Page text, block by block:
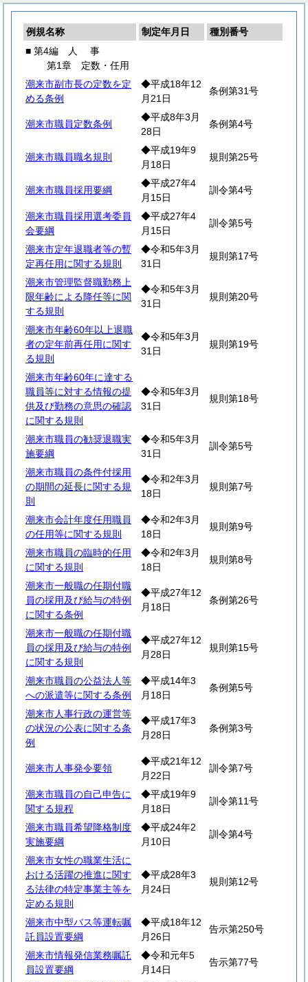
例規名称 制定年月日
種別番号
■ 第4編
人 事
第1章 定数・任用
潮来市副市長の定数を定
める条例
◆平成18年12
月21日
条例第31号
潮来市職員定数条例
◆平成8年3月
28日
条例第4号
潮来市職員職名規則
◆平成19年9
月18日
規則第25号
潮来市職員採用要綱
◆平成27年4
月15日
訓令第4号
潮来市職員採用選考委員
会要綱
◆平成27年4
月15日
訓令第5号
潮来市定年退職者等の暫
定再任用に関する規則
◆令和5年3月
31日
規則第17号
潮来市管理監督職勤務上
限年齢による降任等に関
する規則
◆令和5年3月
31日
規則第20号
潮来市年齢60年以上退職
者の定年前再任用に関す
る規則
◆令和5年3月
31日
規則第19号
潮来市年齢60年に達する
職員等に対する情報の提
供及び勤務の意思の確認
に関する規則
◆令和5年3月
31日
規則第18号
潮来市職員の勧奨退職実
施要綱
◆令和5年3月
31日
訓令第5号
潮来市職員の条件付採用
の期間の延長に関する規
則
◆令和2年3月
18日
規則第7号
潮来市会計年度任用職員
の任用等に関する規則
◆令和2年3月
18日
規則第9号
潮来市職員の臨時的任用
に関する規則
◆令和2年3月
18日
規則第8号
潮来市一般職の任期付職
員の採用及び給与の特例
に関する条例
◆平成27年12
月18日
条例第26号
潮来市一般職の任期付職
員の採用及び給与の特例
に関する規則
◆平成27年12
月28日
規則第15号
潮来市職員の公益法人等
への派遣等に関する条例
◆平成14年3
月18日
条例第5号
潮来市人事行政の運営等
の状況の公表に関する条
例
◆平成17年3
月28日
条例第3号
潮来市人事発令要領
◆平成21年12
月22日
訓令第7号
潮来市職員の自己申告に
関する規程
◆平成19年9
月18日
訓令第11号
潮来市職員希望降格制度
実施要綱
◆平成24年2
月10日
訓令第4号
潮来市女性の職業生活に
おける活躍の推進に関す
る法律の特定事業主等を
定める規則
◆平成28年3
月24日
規則第12号
潮来市中型バス等運転嘱
託員設置要綱
◆平成18年12
月26日
告示第250号
潮来市情報発信業務嘱託
員設置要綱
◆令和元年5
月14日
告示第77号